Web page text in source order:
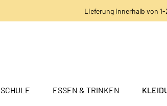
Lieferung innerhalb von 1-
SCHULE ESSEN & TRINKEN